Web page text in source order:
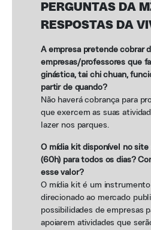
PERGUNTAS DA
RESPOSTAS DA
A empresa pretende cobrar
empresas/professores que
ginástica, tai chi chuan,
partir de quando?
Não haverá cobrança para
que exercem as suas
lazer nos parques.
O mídia kit disponível no site
(60h) para todos os dias?
esse valor?
O mídia kit é um instrumento
direcionado ao mercado
possibilidades de empresas
apoiarem atividades que